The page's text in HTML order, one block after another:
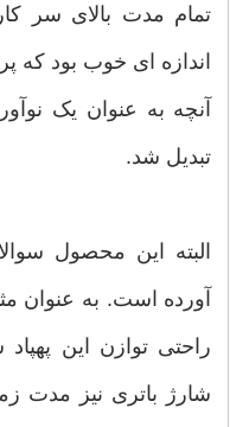
تمام مدت بالای سر
اندازه ای خوب بود که
آنچه به عنوان یک
تبدیل شد.
البته این محصول
آورده است. به عنوان
راحتی توازن این
شارژ باتری نیز مدت